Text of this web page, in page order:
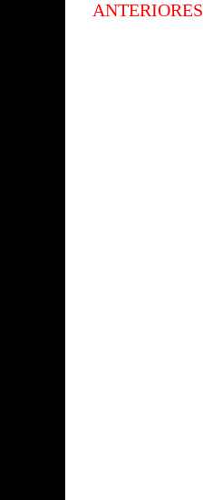
ANTERIORES